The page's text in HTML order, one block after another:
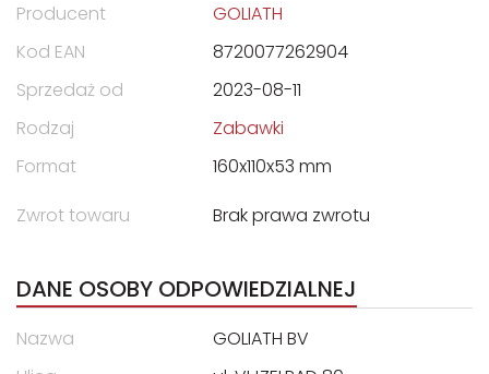
Producent
GOLIATH
Kod EAN
8720077262904
Sprzedaż od
2023-08-11
Rodzaj
Zabawki
Format
160x110x53 mm
Zwrot towaru
Brak prawa zwrotu
DANE OSOBY ODPOWIEDZIALNEJ
Nazwa
GOLIATH BV